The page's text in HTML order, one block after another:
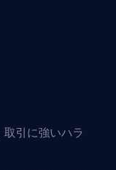
取引に強いハラ